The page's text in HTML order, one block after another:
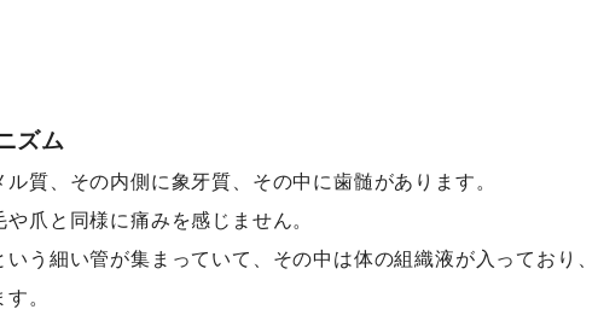
ズム
質、その内側に象牙質、その中に歯髄があります。
爪と同様に痛みを感じません。
う細い管が集まっていて、その中は体の組織液が入っており、
。